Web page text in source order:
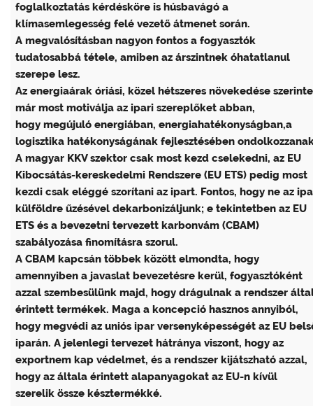
foglalkoztatás kérdésköre is húsbavágó a
klímasemlegesség felé vezető átmenet során.
A megvalósításban nagyon fontos a fogyasztók
tudatosabbá tétele, amiben az árszintnek óhatatlanul
szerepe lesz.
Az energiaárak óriási, közel hétszeres növekedése szerinte
már most motiválja az ipari szereplőket abban,
hogy megújuló energiában, energiahatékonyságban,a
logisztika hatékonyságának fejlesztésében
A magyar KKV szektor csak most kezd cselekedni, az EU
Kibocsátás-kereskedelmi Rendszere (EU ETS) pedig most
kezdi csak eléggé szorítani az ipart. Fontos, hogy ne az
külföldre űzésével dekarbonizáljunk; e tekintetben az EU
ETS és a bevezetni tervezett karbonvám (CBAM)
szabályozása finomításra szorul.
A CBAM kapcsán többek között elmondta, hogy
amennyiben a javaslat bevezetésre kerül, fogyasztóként
azzal szembesülünk majd, hogy drágulnak a rendszer
érintett termékek. Maga a koncepció hasznos annyiból,
hogy megvédi az uniós ipar versenyképességét az EU
iparán. A jelenlegi tervezet hátránya viszont, hogy az
exportnem kap védelmet, és a rendszer kijátszható azzal,
hogy az általa érintett alapanyagokat az EU-n kívül
szerelik össze késztermékké.